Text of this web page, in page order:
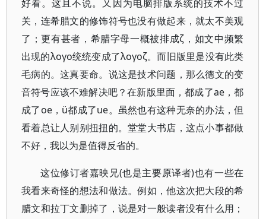
好看。这且不说。又因为电脑排版系统的技术不过
关，连希腊文的修饰符号也没有做起来，就太不美观
了；更有甚者，希腊字母一概被排成ζ，如文中频繁
出现的λογο统统变成了λογοζ。而旧版里是没有此类
毛病的。这真要命。说这是技术问题，那么德文的变
音符号应该不难解决吧？在新版里面，都成了ae，都
成了oe，ü都成了ue。虽然也有这种无奈的办法，但
看着总让人别别扭扭的。堂堂大书店，这点小事都做
不好，我以为是值得反省的。
这位修订者嘉映兄(也是主要原译者)也有一些在
我看来奇怪的想法和做法。例如，他这次把大段的希
腊文和拉丁文删掉了，说是对一般读者没有什么用；